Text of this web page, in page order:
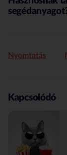
Nyomtatás
Kapcsolódó